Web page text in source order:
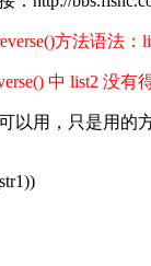
方法语法
中 list2 没
以用，只是用的